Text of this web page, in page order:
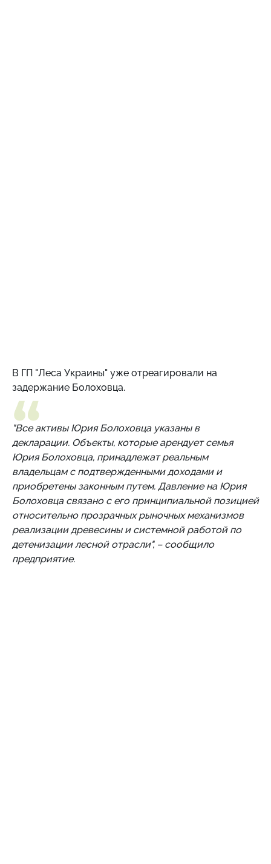
В ГП "Леса Украины" уже отреагировали на
задержание Болоховца.
"Все активы Юрия Болоховца указаны в
декларации. Объекты, которые арендует семья
Юрия Болоховца, принадлежат реальным
владельцам с подтвержденными доходами и
приобретены законным путем. Давление на Юрия
Болоховца связано с его принципиальной позицией
относительно прозрачных рыночных механизмов
реализации древесины и системной работой по
детенизации лесной отрасли", – сообщило
предприятие.